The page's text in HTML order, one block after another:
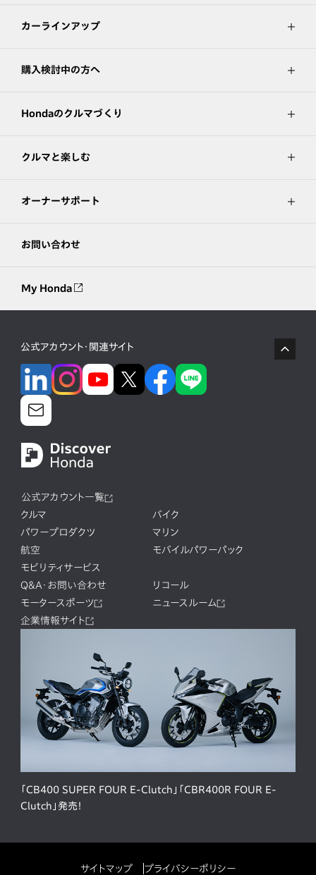
カーラインアップ
購入検討中の方へ
Hondaのクルマづくり
クルマと楽しむ
オーナーサポート
お問い合わせ
My Honda
公式アカウント・関連サイト
公式アカウント一覧
クルマ
バイク
パワープロダクツ
マリン
航空
モバイルパワーパック
モビリティサービス
Q&A・お問い合わせ
リコール
モータースポーツ
ニュースルーム
企業情報サイト
「CB400 SUPER FOUR E-Clutch」「CBR400R FOUR E-
Clutch」発売！
サイトマップ プライバシーポリシー